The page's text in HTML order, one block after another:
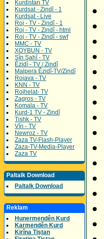
Kurdistan TV
Kurdsat - Zindî - 1
Kurdsat - Live
Roj - TV - Zindî - 1
Roj - TV - Zindî - html
Roj - TV - Zindî - swf
MMC - TV
XOYBUN - TV
Şîn Şahî - TV
Êzidî - TV / Zindî
Malpera Êzidî-TV/Zindî
Rojava - TV
KNN - TV
Rojhelat- TV
Zagros - TV
Komala - TV
Kurd-1 TV - Zindî
Tishk - TV
Vîn - TV
Newroz - TV
Zaza TV-Flash-Player
Zaza-TV-Media-Player
Zaza TV
Paltalk Download
Paltalk Download
Reklam
Hunermendên Kurd
Karmendên Kurd
Kirîna Tiştan